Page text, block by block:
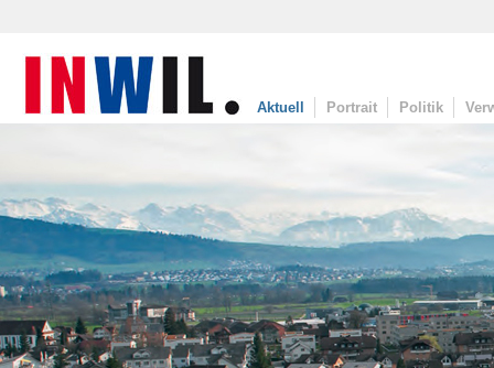
Aktuell Portrait Politik